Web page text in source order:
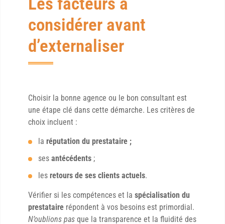
considérer avant
d’externaliser
Choisir la bonne agence ou le bon consultant est
une étape clé dans cette démarche. Les critères de
choix incluent :
la réputation du prestataire ;
ses antécédents ;
les retours de ses clients actuels.
Vérifier si les compétences et la spécialisation du
prestataire répondent à vos besoins est primordial.
N’oublions pas que la transparence et la fluidité des